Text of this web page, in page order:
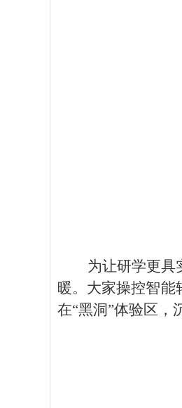
为让研学更具
暖。大家操控智能
在“黑洞”体验区，